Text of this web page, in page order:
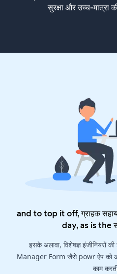
सुरक्षा और उच्च-मात्रा
and to top it off, ग्राहक
day, as is the
इसके अलावा, विशेषज्ञ इंजीनियरों
Manager Form जैसे powr ऐप को
काम